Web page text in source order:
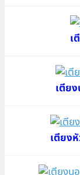
เ
เตีย
เตียง